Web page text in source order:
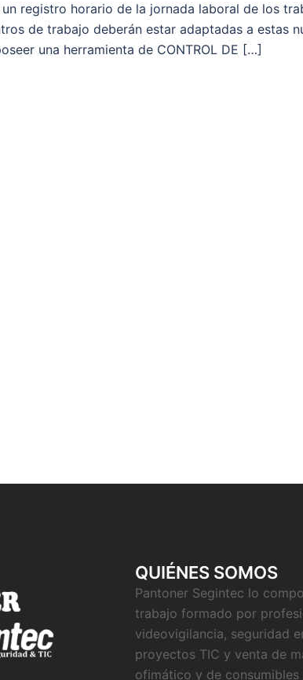
registro horario de la jornada laboral de los
de trabajo deberán estar adaptadas a estas
una herramienta de CONTROL DE […]
QUIÉNES SOMOS
Pantoner Segintec lo
trabajo formado por
videovigilancia, seguridad
proyectos TIC y venta de
ofimático y de consumibles